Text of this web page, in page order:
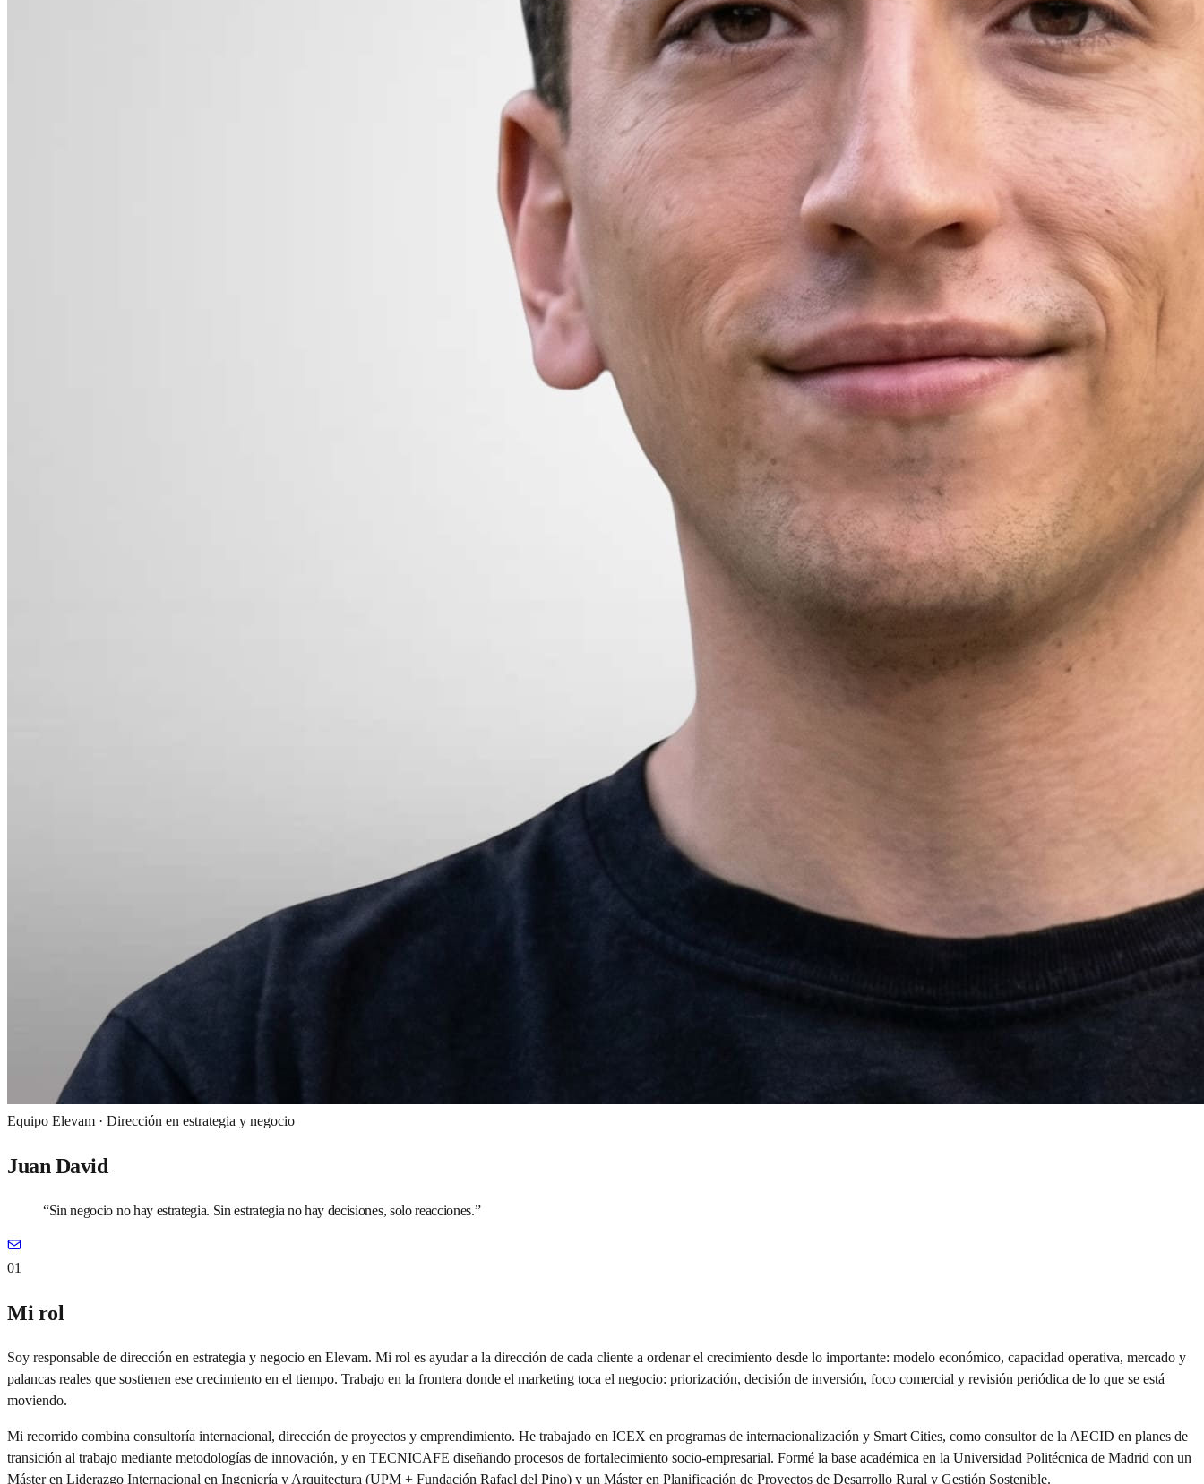
Equipo Elevam · Dirección en estrategia y negocio
Juan David
“Sin negocio no hay estrategia. Sin estrategia no hay decisiones, solo reacciones.”
01
Mi rol
Soy responsable de dirección en estrategia y negocio en Elevam. Mi rol es ayudar a la dirección de cada cliente a ordenar el crecimiento desde lo importante: modelo económico, capacidad operativa, mercado y
palancas reales que sostienen ese crecimiento en el tiempo. Trabajo en la frontera donde el marketing toca el negocio: priorización, decisión de inversión, foco comercial y revisión periódica de lo que se está
moviendo.
Mi recorrido combina consultoría internacional, dirección de proyectos y emprendimiento. He trabajado en ICEX en programas de internacionalización y Smart Cities, como consultor de la AECID en planes de
transición al trabajo mediante metodologías de innovación, y en TECNICAFE diseñando procesos de fortalecimiento socio-empresarial. Formé la base académica en la Universidad Politécnica de Madrid con un
Máster en Liderazgo Internacional en Ingeniería y Arquitectura (UPM + Fundación Rafael del Pino) y un Máster en Planificación de Proyectos de Desarrollo Rural y Gestión Sostenible.